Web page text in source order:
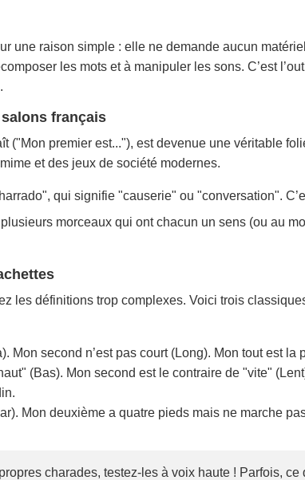
une raison simple : elle ne demande aucun
les mots et à manipuler les sons. C’est
français
("Mon premier est..."), est devenue une véritable
et des jeux de société modernes.
, qui signifie "causerie" ou "conversation".
morceaux qui ont chacun un sens (ou au
les définitions trop complexes. Voici trois
Mon second n’est pas court (Long). Mon tout est la
(Bas). Mon second est le contraire de "vite"
Mon deuxième a quatre pieds mais ne marche
charades, testez-les à voix haute ! Parfois,